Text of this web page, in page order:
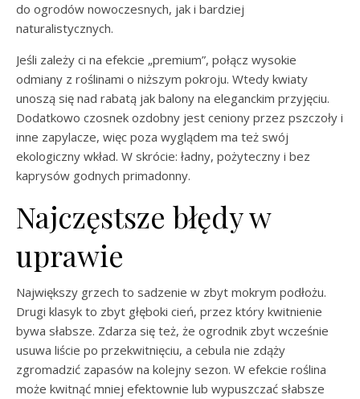
do ogrodów nowoczesnych, jak i bardziej
naturalistycznych.
Jeśli zależy ci na efekcie „premium”, połącz wysokie
odmiany z roślinami o niższym pokroju. Wtedy kwiaty
unoszą się nad rabatą jak balony na eleganckim przyjęciu.
Dodatkowo czosnek ozdobny jest ceniony przez pszczoły i
inne zapylacze, więc poza wyglądem ma też swój
ekologiczny wkład. W skrócie: ładny, pożyteczny i bez
kaprysów godnych primadonny.
Najczęstsze błędy w
uprawie
Największy grzech to sadzenie w zbyt mokrym podłożu.
Drugi klasyk to zbyt głęboki cień, przez który kwitnienie
bywa słabsze. Zdarza się też, że ogrodnik zbyt wcześnie
usuwa liście po przekwitnięciu, a cebula nie zdąży
zgromadzić zapasów na kolejny sezon. W efekcie roślina
może kwitnąć mniej efektownie lub wypuszczać słabsze